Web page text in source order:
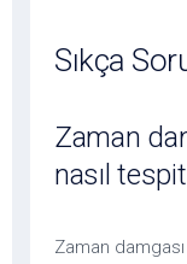
Sıkça
Zaman
nasıl
Zaman